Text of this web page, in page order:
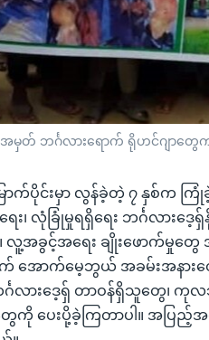
ဘင်္ဂလားရောက် ရိုဟင်ဂျာတွေကျင်
ောက်ပိုင်းမှာ လွန်ခဲ့တဲ့ ၇ နှစ်က
ေး၊ လုံခြုံမှုရရှိရေး ဘင်္ဂလားဒ
အခွင့်အရေး ချိုးဖောက်မှုတွေ
ောက်မေ့ဘွယ် အခမ်းအနားတွေနဲ့
ဘင်္ဂလားဒေ့ရှ် တာဝန်ရှိသူတွေ၊
ကို ပေးပို့ခဲ့ကြတာပါ။ အပြ